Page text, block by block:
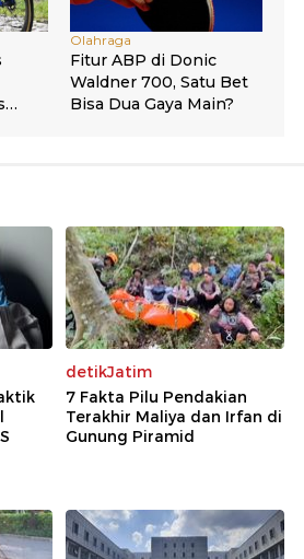
detikJatim
7 Fakta Pilu Pendakian
Terakhir Maliya dan Irfan di
Gunung Piramid